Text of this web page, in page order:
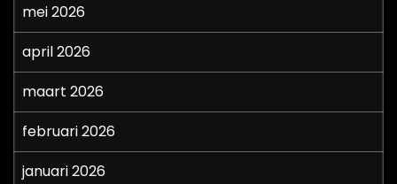
mei 2026
april 2026
maart 2026
februari 2026
januari 2026